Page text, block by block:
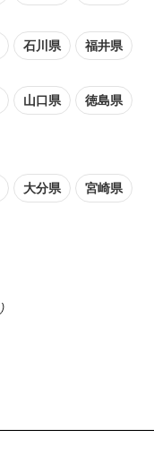
石川県 福井県
山口県 徳島県
大分県 宮崎県